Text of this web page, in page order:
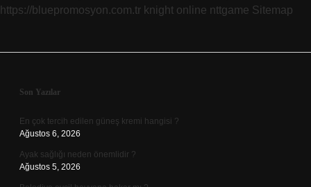
https://bluepromosyon.com.tr knight online nttgame Sitemap
Sidebar
Son Yazılar
En çok tercih edilen güneş kremi hangisi ?
Ağustos 6, 2026
Ayak sağlığı neden önemlidir ?
Ağustos 5, 2026